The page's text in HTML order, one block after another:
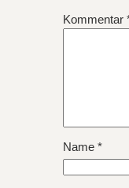
Kommentar
Name *